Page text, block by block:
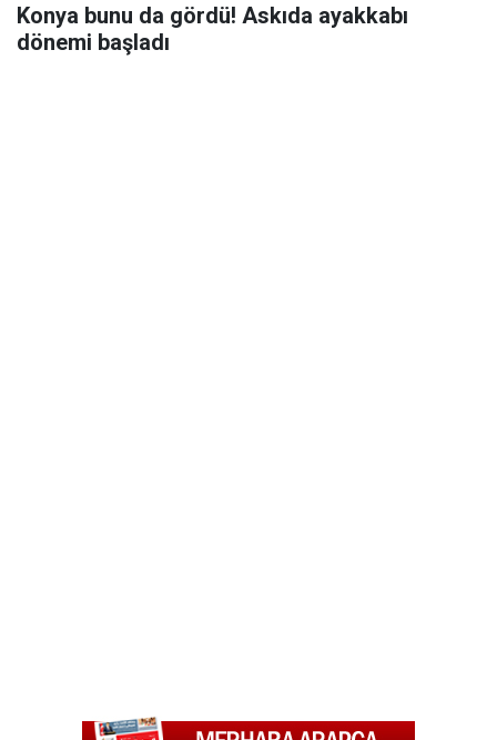
Konya bunu da gördü! Askıda ayakkabı
dönemi başladı